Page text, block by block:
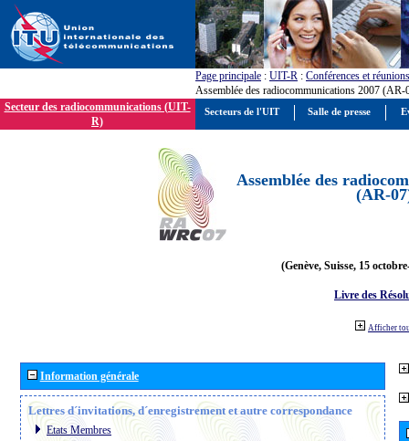
Page principale : UIT-R : Conférences et réunions
Assemblée des radiocommunications 2007 (AR-
Secteur des radiocommunications (UIT-
R)
Assemblée des
(AR-
(Genève, Suisse, 15
Livre des
Afficher
Information générale
Lettres d´invitations, d´enregistrement et autre correspondance
Etats Membres
Secteurs de l'UIT Salle de presse